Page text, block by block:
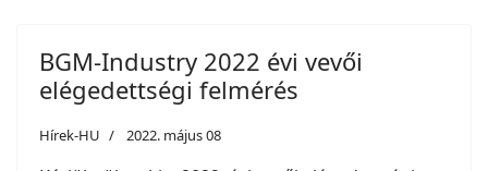
BGM-Industry 2022 évi vevői
elégedettségi felmérés
Hírek-HU 2022. május 08